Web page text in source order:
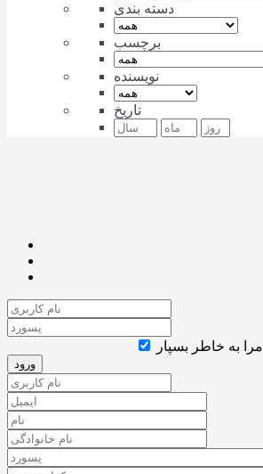
دسته بندی
برچسب
نویسنده
تاریخ
مرا به خاطر بسپار